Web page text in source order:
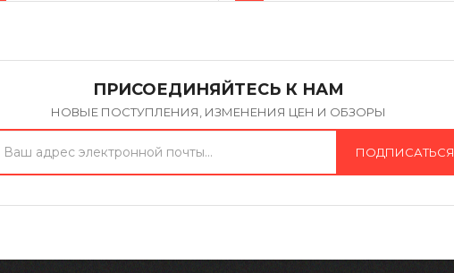
ПРИСОЕДИНЯЙТЕСЬ К НАМ
НОВЫЕ ПОСТУПЛЕНИЯ, ИЗМЕНЕНИЯ ЦЕН И ОБЗОРЫ
ПОДПИСАТЬСЯ